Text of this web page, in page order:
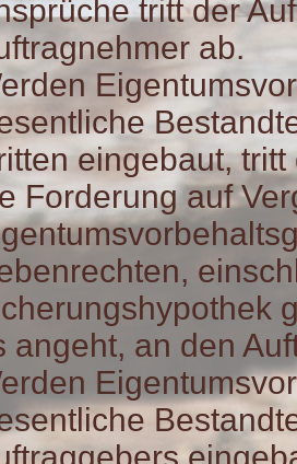
tritt der
ab.
eingebaut,
Forderung auf
angeht, an den